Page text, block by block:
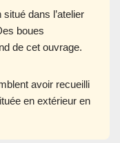
dans l’atelier
boues
de cet ouvrage.
avoir recueilli
en extérieur en